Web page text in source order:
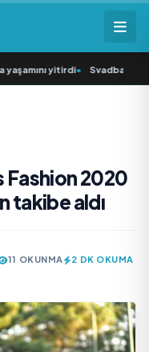
yitirdi• Svadba Zincirleri
Fashion 2020
takibe aldı
11 OKUNMA 2 DK OKUMA